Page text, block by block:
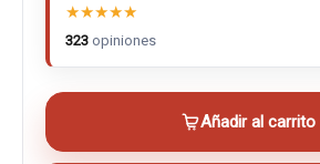
★★★★★
323 opiniones
Añadir al carrito